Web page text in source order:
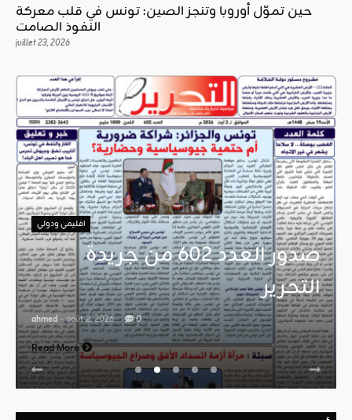
حين تموّل أوروبا وتنجز الصين: تونس في قلب معركة
النفوذ الصامت
juillet 23, 2026
اقليمي ودولي
صدور العدد 602 من جريدة
التحرير
ahmed - août 2, 2026 0
Read More